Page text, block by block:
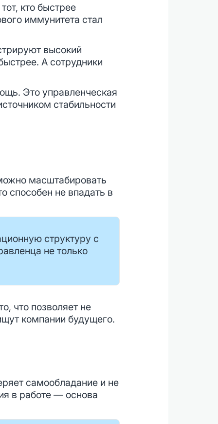
кто быстрее
иммунитета стал
высокий
А сотрудники
Это управленческая
стабильности
масштабировать
способен не впадать в
структуру с
не только
что позволяет не
компании будущего.
самообладание и не
в работе — основа